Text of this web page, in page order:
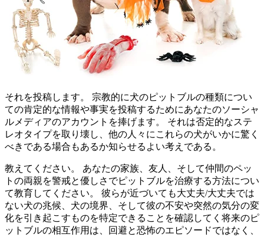
それを投稿します。 宗教的に犬のピットブルの種類につい
ての肯定的な情報や事実を投稿するためにあなたのソーシャ
ルメディアのアカウントを捧げます。 それは否定的なステ
レオタイプを取り壊し、他の人々にこれらの犬がいかに驚く
べきである場合もあるか知らせるよい考えである。
教えてください。 あなたの家族、友人、そして仲間のペッ
トの両親を警戒と優しさでピットブルを治療する方法につい
て教育してください。 彼らが近づいても大丈夫/大丈夫では
ない犬の兆候、犬の境界、そして彼の不安や突然の気分の変
化を引き起こすものを特定できることを確認してく将来のピ
ットブルの相互作用は、回避と恐怖のエピソードではなく、